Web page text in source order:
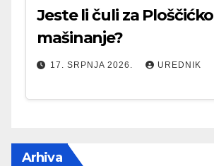
Jeste li čuli za Ploščićko
mašinanje?
17. SRPNJA 2026. UREDNIK
Arhiva